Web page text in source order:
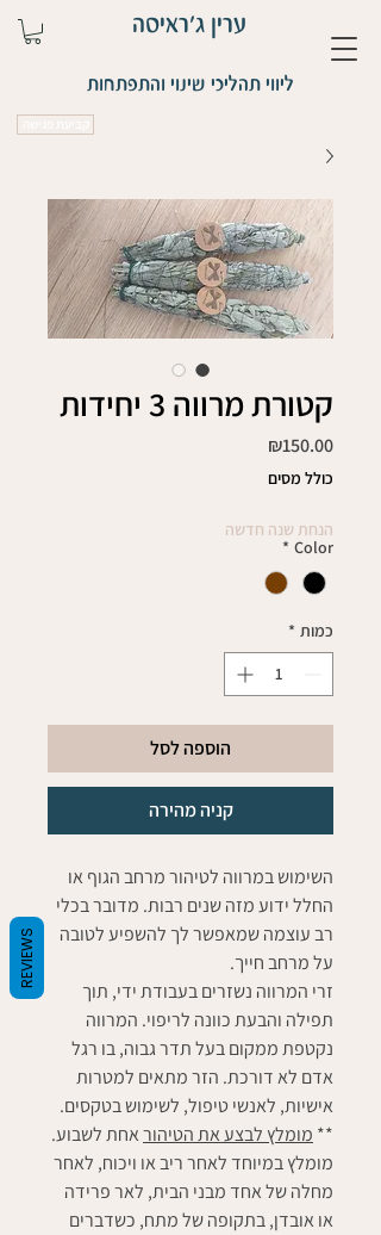
ערין ג'ראיסה
ליווי תהליכי שינוי והתפתחות
קטורת מרווה 3 יחידות
₪150.00
כולל מסים
הנחת שנה חדשה
Color
*
כמות *
הוספה לסל
קניה מהירה
השימוש במרווה לטיהור מרחב הגוף או
החלל ידוע מזה שנים רבות. מדובר בכלי
רב עוצמה שמאפשר לך להשפיע לטובה
על מרחב חייך.
זרי המרווה נשזרים בעבודת ידי, תוך
תפילה והבעת כוונה לריפוי. המרווה
נקטפת ממקום בעל תדר גבוה, בו רגל
אדם לא דורכת. הזר מתאים למטרות
אישיות, לאנשי טיפול, לשימוש בטקסים.
** מומלץ לבצע את הטיהוראחת לשבוע.
מומלץ במיוחד לאחר ריב או ויכוח, לאחר
מחלה של אחד מבני הבית, לאר פרידה
או אובדן, בתקופה של מתח, כשדברים
REVIEWS